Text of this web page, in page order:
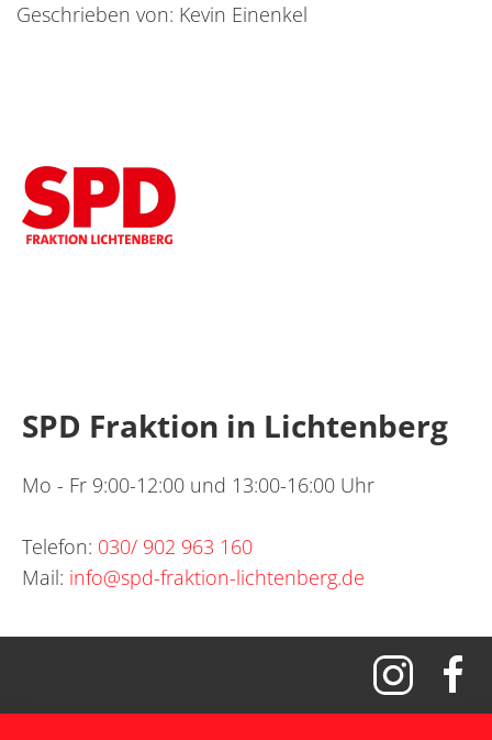
Geschrieben von: Kevin Einenkel
SPD Fraktion in Lichtenberg
Mo - Fr 9:00-12:00 und 13:00-16:00 Uhr
Telefon: 030/ 902 963 160
Mail: info@spd-fraktion-lichtenberg.de